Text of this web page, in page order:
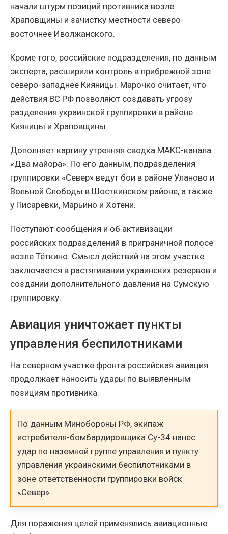
начали штурм позиций противника возле
Храповщины и зачистку местности северо-
восточнее Иволжанского.
Кроме того, российские подразделения, по данным
эксперта, расширили контроль в прибрежной зоне
северо-западнее Кияницы. Марочко считает, что
действия ВС РФ позволяют создавать угрозу
разделения украинской группировки в районе
Кияницы и Храповщины.
Дополняет картину утренняя сводка МАКС-канала
«Два майора». По его данным, подразделения
группировки «Север» ведут бои в районе Уланово и
Вольной Слободы в Шосткинском районе, а также
у Писаревки, Марьино и Хотени.
Поступают сообщения и об активизации
российских подразделений в приграничной полосе
возле Тёткино. Смысл действий на этом участке
заключается в растягивании украинских резервов и
создании дополнительного давления на Сумскую
группировку.
Авиация уничтожает пункты
управления беспилотниками
На северном участке фронта российская авиация
продолжает наносить удары по выявленным
позициям противника.
По данным Минобороны РФ, экипаж
истребителя-бомбардировщика Су-34 нанес
удар по наземной группе управления и пункту
управления украинскими беспилотниками в
зоне ответственности группировки войск
«Север».
Для поражения целей применялись авиационные